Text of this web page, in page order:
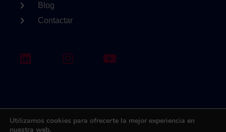
Blog
Contactar
Utilizamos cookies para ofrecerte la mejor experiencia en
nuestra web.